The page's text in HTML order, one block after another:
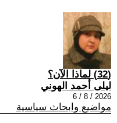
(32) لماذا الآن؟
ليلى أحمد الهوني
2026 / 8 / 6
مواضيع وابحاث سياسية